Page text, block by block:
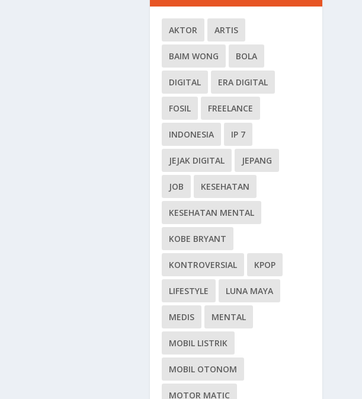
AKTOR ARTIS
BAIM WONG BOLA
DIGITAL ERA DIGITAL
FOSIL FREELANCE
INDONESIA IP 7
JEJAK DIGITAL JEPANG
JOB KESEHATAN
KESEHATAN MENTAL
KOBE BRYANT
KONTROVERSIAL KPOP
LIFESTYLE LUNA MAYA
MEDIS MENTAL
MOBIL LISTRIK
MOBIL OTONOM
MOTOR MATIC